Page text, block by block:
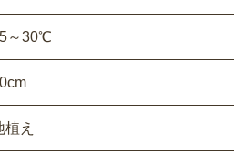
～30℃
植え